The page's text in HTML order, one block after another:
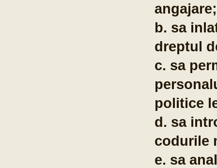
angajare;
b. sa
dreptul
c. sa
politice
d. sa
codurile
e. sa